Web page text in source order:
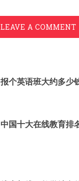
LEAVE A COMMENT
报个英语班大约多少
中国十大在线教育排